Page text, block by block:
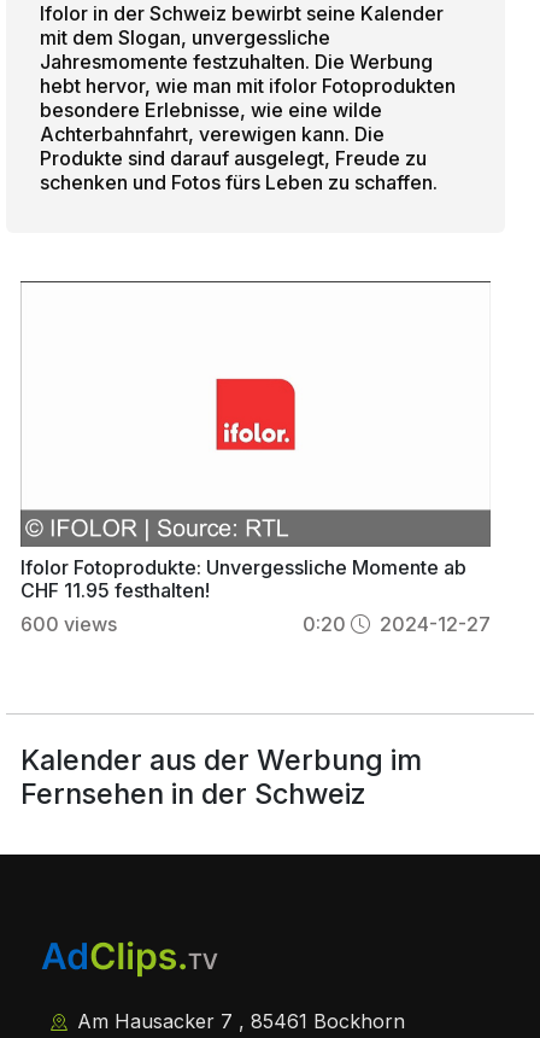
Ifolor in der Schweiz bewirbt seine Kalender
mit dem Slogan, unvergessliche
Jahresmomente festzuhalten. Die Werbung
hebt hervor, wie man mit ifolor Fotoprodukten
besondere Erlebnisse, wie eine wilde
Achterbahnfahrt, verewigen kann. Die
Produkte sind darauf ausgelegt, Freude zu
schenken und Fotos fürs Leben zu schaffen.
Ifolor Fotoprodukte: Unvergessliche Momente ab
CHF 11.95 festhalten!
600 views 0:20 2024-12-27
Kalender aus der Werbung im
Fernsehen in der Schweiz
Am Hausacker 7 , 85461 Bockhorn